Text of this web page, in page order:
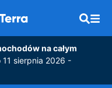
na całym
sierpnia 2026 -